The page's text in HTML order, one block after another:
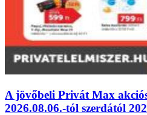
A jövőbeli Privát Max
2026.08.06.-tól szerdától